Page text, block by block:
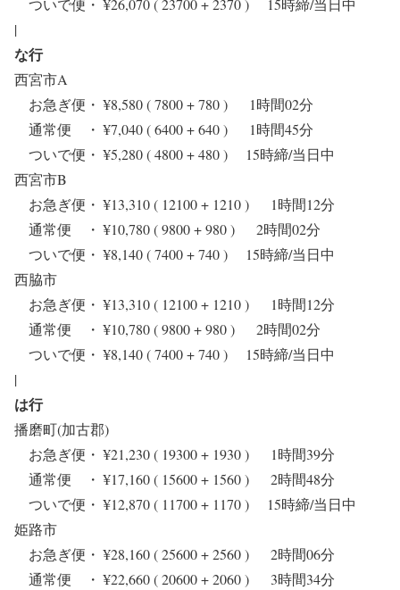
ついで便・ ¥26,070 ( 23700 + 2370 ) 15時締/当日中
|
な行
西宮市A
お急ぎ便・ ¥8,580 ( 7800 + 780 ) 1時間02分
通常便 ・ ¥7,040 ( 6400 + 640 ) 1時間45分
ついで便・ ¥5,280 ( 4800 + 480 ) 15時締/当日中
西宮市B
お急ぎ便・ ¥13,310 ( 12100 + 1210 ) 1時間12分
通常便 ・ ¥10,780 ( 9800 + 980 ) 2時間02分
ついで便・ ¥8,140 ( 7400 + 740 ) 15時締/当日中
西脇市
お急ぎ便・ ¥13,310 ( 12100 + 1210 ) 1時間12分
通常便 ・ ¥10,780 ( 9800 + 980 ) 2時間02分
ついで便・ ¥8,140 ( 7400 + 740 ) 15時締/当日中
|
は行
播磨町(加古郡)
お急ぎ便・ ¥21,230 ( 19300 + 1930 ) 1時間39分
通常便 ・ ¥17,160 ( 15600 + 1560 ) 2時間48分
ついで便・ ¥12,870 ( 11700 + 1170 ) 15時締/当日中
姫路市
お急ぎ便・ ¥28,160 ( 25600 + 2560 ) 2時間06分
通常便 ・ ¥22,660 ( 20600 + 2060 ) 3時間34分